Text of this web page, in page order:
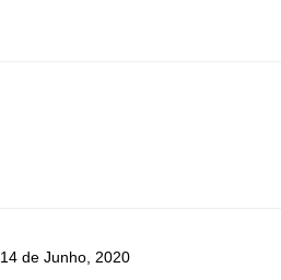
14 de Junho, 2020